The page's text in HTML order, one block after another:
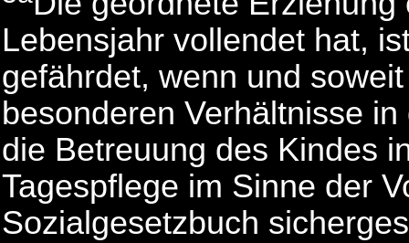
Lebensjahr vollendet hat,
gefährdet, wenn und
besonderen Verhältnisse
die Betreuung des Kindes
Tagespflege im Sinne der
Sozialgesetzbuch